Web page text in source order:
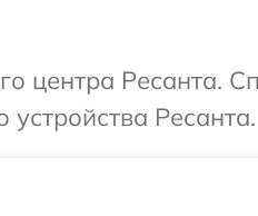
центра Ресанта.
Ресанта.